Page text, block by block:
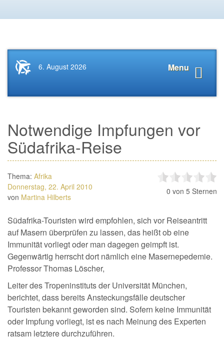
Startseite
News.Tourismus.com
Menu
6. August 2026
Notwendige Impfungen vor
Südafrika-Reise
Thema: Afrika
Donnerstag, 22. April 2010
von Martina Hilberts
0 von 5 Sternen
Südafrika-Touristen wird empfohlen, sich vor Reiseantritt
auf Masern überprüfen zu lassen, das heißt ob eine
Immunität vorliegt oder man dagegen geimpft ist.
Gegenwärtig herrscht dort nämlich eine Masernepedemie.
Professor Thomas Löscher,
Leiter des Tropeninstituts der Universität München,
berichtet, dass bereits Ansteckungsfälle deutscher
Touristen bekannt geworden sind. Sofern keine Immunität
oder Impfung vorliegt, ist es nach Meinung des Experten
ratsam letztere durchzuführen.